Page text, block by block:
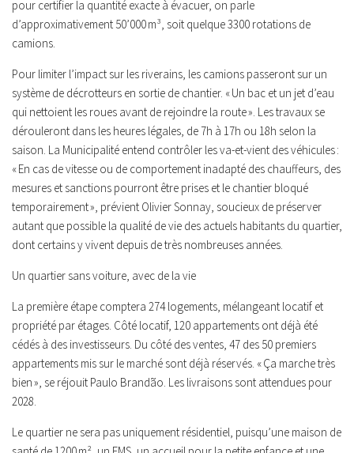
pour certifier la quantité exacte à évacuer, on parle
d’approximativement 50’000 m³, soit quelque 3300 rotations de
camions.
Pour limiter l’impact sur les riverains, les camions passeront sur un
système de décrotteurs en sortie de chantier. « Un bac et un jet d’eau
qui nettoient les roues avant de rejoindre la route ». Les travaux se
dérouleront dans les heures légales, de 7h à 17h ou 18h selon la
saison. La Municipalité entend contrôler les va-et-vient des véhicules :
« En cas de vitesse ou de comportement inadapté des chauffeurs, des
mesures et sanctions pourront être prises et le chantier bloqué
temporairement », prévient Olivier Sonnay, soucieux de préserver
autant que possible la qualité de vie des actuels habitants du quartier,
dont certains y vivent depuis de très nombreuses années.
Un quartier sans voiture, avec de la vie
La première étape comptera 274 logements, mélangeant locatif et
propriété par étages. Côté locatif, 120 appartements ont déjà été
cédés à des investisseurs. Du côté des ventes, 47 des 50 premiers
appartements mis sur le marché sont déjà réservés. « Ça marche très
bien », se réjouit Paulo Brandão. Les livraisons sont attendues pour
2028.
Le quartier ne sera pas uniquement résidentiel, puisqu’une maison de